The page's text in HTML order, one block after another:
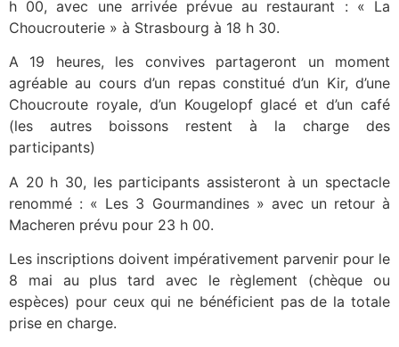
h 00, avec une arrivée prévue au restaurant : « La
Choucrouterie » à Strasbourg à 18 h 30.
A 19 heures, les convives partageront un moment
agréable au cours d’un repas constitué d’un Kir, d’une
Choucroute royale, d’un Kougelopf glacé et d’un café
(les autres boissons restent à la charge des
participants)
A 20 h 30, les participants assisteront à un spectacle
renommé : « Les 3 Gourmandines » avec un retour à
Macheren prévu pour 23 h 00.
Les inscriptions doivent impérativement parvenir pour le
8 mai au plus tard avec le règlement (chèque ou
espèces) pour ceux qui ne bénéficient pas de la totale
prise en charge.